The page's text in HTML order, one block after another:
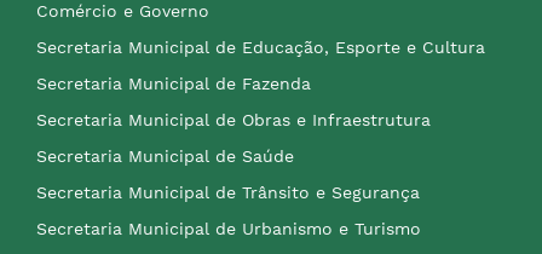
Comércio e Governo
Secretaria Municipal de Educação, Esporte e Cultura
Secretaria Municipal de Fazenda
Secretaria Municipal de Obras e Infraestrutura
Secretaria Municipal de Saúde
Secretaria Municipal de Trânsito e Segurança
Secretaria Municipal de Urbanismo e Turismo